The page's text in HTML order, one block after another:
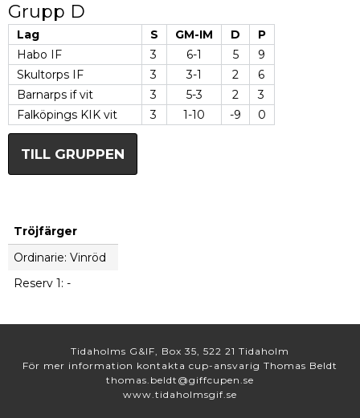
Grupp D
Lag S GM-IM D
P
Habo IF
3 6-1 5
9
Skultorps IF
3 3-1 2
6
Barnarps if vit
3 5-3 2
3
Falköpings KIK vit
3 1-10 -9 0
TILL GRUPPEN
Tröjfärger
Ordinarie: Vinröd
Reserv 1: -
Tidaholms G&IF, Box 35, 522 21 Tidaholm
För mer information kontakta cup-ansvarig Thomas Beldt
thomas.beldt@giffcupen.se
www.tidaholmsgif.se